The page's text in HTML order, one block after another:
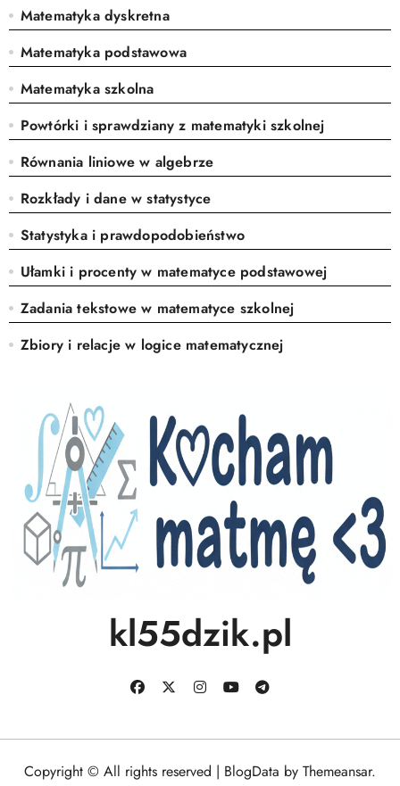
Matematyka dyskretna
Matematyka podstawowa
Matematyka szkolna
Powtórki i sprawdziany z matematyki szkolnej
Równania liniowe w algebrze
Rozkłady i dane w statystyce
Statystyka i prawdopodobieństwo
Ułamki i procenty w matematyce podstawowej
Zadania tekstowe w matematyce szkolnej
Zbiory i relacje w logice matematycznej
kl55dzik.pl
Copyright © All rights reserved | BlogData by Themeansar.